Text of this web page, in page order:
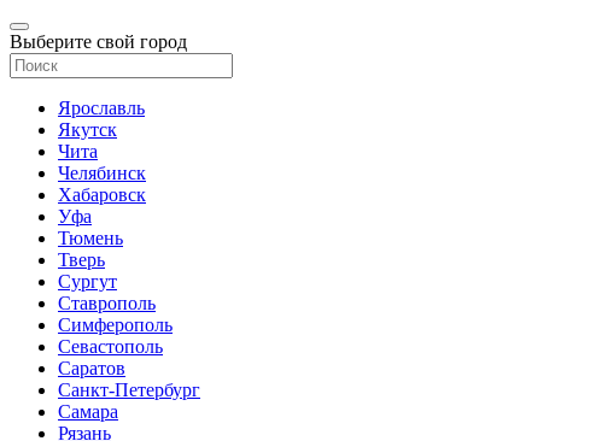
Выберите свой город
Ярославль
Якутск
Чита
Челябинск
Хабаровск
Уфа
Тюмень
Тверь
Сургут
Ставрополь
Симферополь
Севастополь
Саратов
Санкт-Петербург
Самара
Рязань